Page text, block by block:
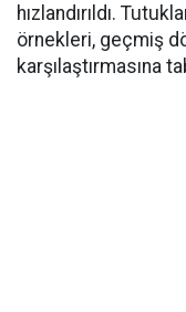
hızlandırıldı.
örnekleri, geçmiş
karşılaştırmasına